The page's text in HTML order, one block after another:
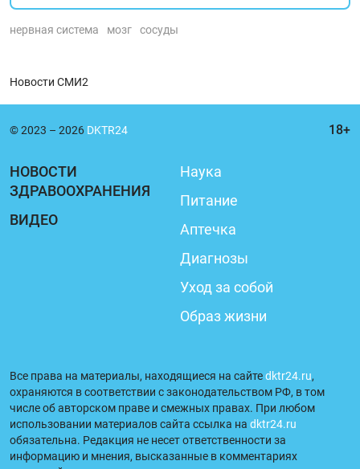
нервная система мозг сосуды
Новости СМИ2
© 2023 – 2026 DKTR24
НОВОСТИ
ЗДРАВООХРАНЕНИЯ
ВИДЕО
Наука
Питание
Аптечка
Диагнозы
Уход за собой
Образ жизни
Все права на материалы, находящиеся на сайтеdktr24.ru,
охраняются в соответствии с законодательством РФ, в том
числе об авторском праве и смежных правах. При любом
использовании материалов сайта ссылка на dktr24.ru
обязательна. Редакция не несет ответственности за
информацию и мнения, высказанные в комментариях